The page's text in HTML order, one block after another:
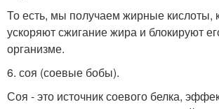
То есть, мы получаем жирные кислоты,
ускоряют сжигание жира и блокируют
организме.
6. соя (соевые бобы).
Соя - это источник соевого белка,